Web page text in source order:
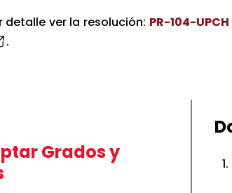
detalle ver la resolución: PR-104-
.
Grados y
de depósito de
descargar el formulario en versión PDF